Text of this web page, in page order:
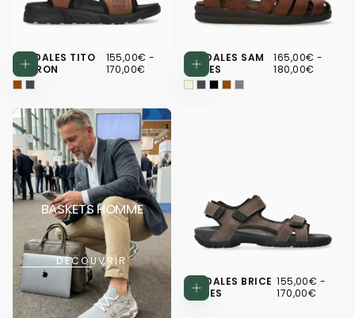
Choisissez des options
SANDALES TITO
MARRON
155,00€
PRIX
MINIMUM
155,00€ -
MAXIMUM
170,00€ Choisissez
SANDALES SAM
BEIGES
165,00€
PRIX
MINIMUM
165,00€ -
180,00€
BASKETS HOMME
DÉCOUVRIR
Choisissez
SANDALES BRICE
GRISES
155,00€
PRIX
MINIMUM
155,00€ -
170,00€